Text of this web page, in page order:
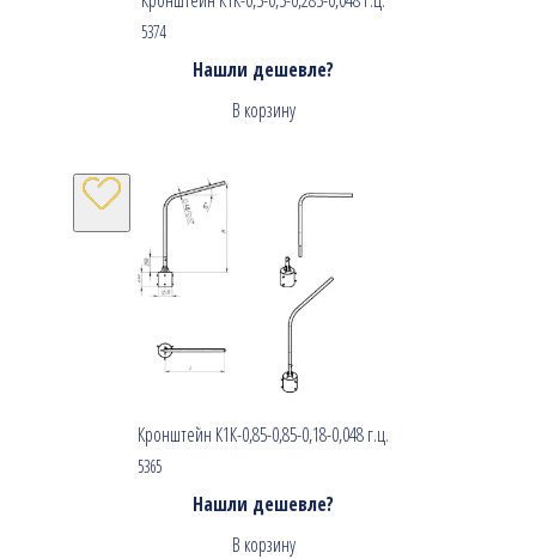
5374
Нашли дешевле?
В корзину
Кронштейн К1К-0,85-0,85-0,18-0,048 г.ц.
5365
Нашли дешевле?
В корзину